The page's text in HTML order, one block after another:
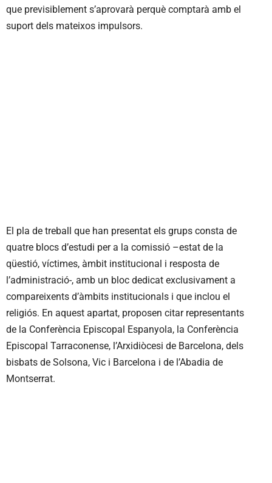
que previsiblement s’aprovarà perquè comptarà amb el
suport dels mateixos impulsors.
El pla de treball que han presentat els grups consta de
quatre blocs d’estudi per a la comissió –estat de la
qüestió, víctimes, àmbit institucional i resposta de
l’administració-, amb un bloc dedicat exclusivament a
compareixents d’àmbits institucionals i que inclou el
religiós. En aquest apartat, proposen citar representants
de la Conferència Episcopal Espanyola, la Conferència
Episcopal Tarraconense, l’Arxidiòcesi de Barcelona, dels
bisbats de Solsona, Vic i Barcelona i de l’Abadia de
Montserrat.